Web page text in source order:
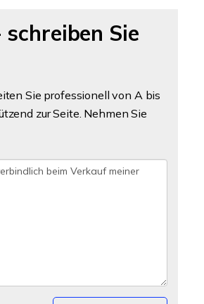
Sie
Sie professionell von A bis
zur Seite. Nehmen Sie
Großzügiges